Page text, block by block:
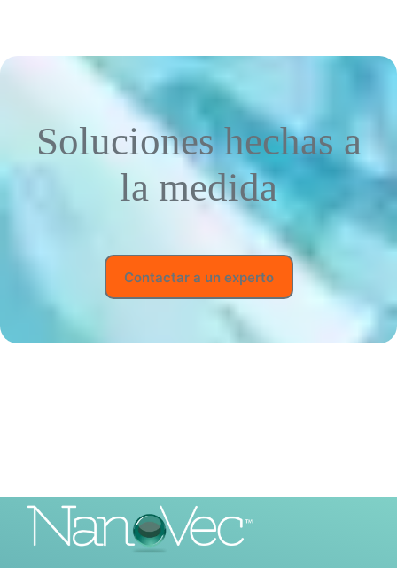
Soluciones hechas a
la medida
Contactar a un experto